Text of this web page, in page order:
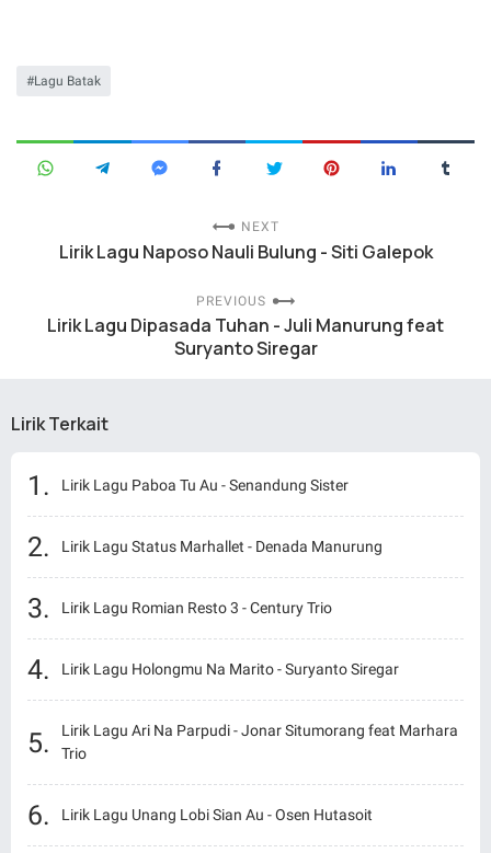
Lagu Batak
NEXT
Lirik Lagu Naposo Nauli Bulung - Siti Galepok
PREVIOUS
Lirik Lagu Dipasada Tuhan - Juli Manurung feat
Suryanto Siregar
Lirik Terkait
Lirik Lagu Paboa Tu Au - Senandung Sister
Lirik Lagu Status Marhallet - Denada Manurung
Lirik Lagu Romian Resto 3 - Century Trio
Lirik Lagu Holongmu Na Marito - Suryanto Siregar
Lirik Lagu Ari Na Parpudi - Jonar Situmorang feat Marhara
Trio
Lirik Lagu Unang Lobi Sian Au - Osen Hutasoit